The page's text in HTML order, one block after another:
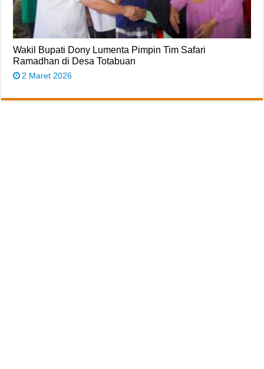
Wakil Bupati Dony Lumenta Pimpin Tim Safari
Ramadhan di Desa Totabuan
2 Maret 2026